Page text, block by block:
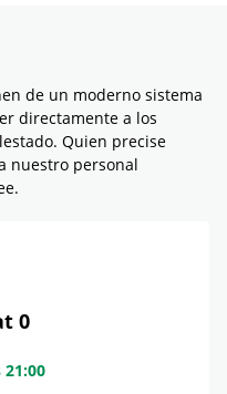
de un moderno sistema
directamente a los
Quien precise
nuestro personal
0
21:00